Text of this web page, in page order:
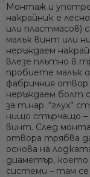
Монтаж и
накрайник е
или пластмасов)
малък винт или
неръждаем
влезе плътно в
пробиете малък
фабричния отвор
неръждаем болт
за т.нар. “глух”
нищо стърчащо –
винт. След
отвора трябва
основа на
диаметър,
системи – там